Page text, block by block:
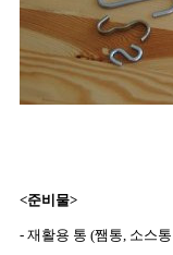
<준비물>
- 재활용 통 (쨈통, 소스